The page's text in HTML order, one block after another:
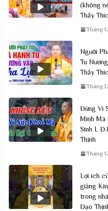
(không
Thầy
Tháng
Người
Tu
Thầy
Tháng
Đừng Vì
Mình Mà
Sinh L
Thịnh
Tháng
Lợi ích
giảng
trong
Đạo